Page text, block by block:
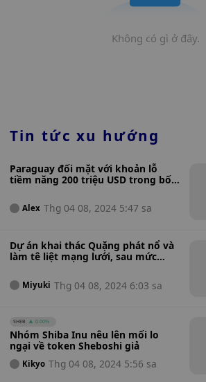
Không có gì ở đây.
Tin tức xu hướng
Paraguay đối mặt với khoản lỗ
tiềm năng 200 triệu USD trong bối
tử được đề xuất
Alex Thg 04 08, 2024 5:47 sa
Dự án khai thác Quặng phát nổ và
làm tê liệt mạng lưới, sau mức
nhuận sẽ được trả lại
Miyuki Thg 04 08, 2024 6:03 sa
SHEB 0.00%
Nhóm Shiba Inu nêu lên mối lo
ngại về token Sheboshi giả
Kikyo Thg 04 08, 2024 5:56 sa